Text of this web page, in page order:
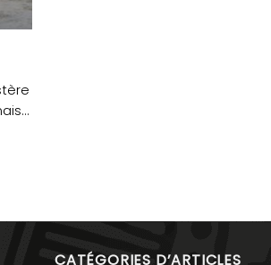
CATÉGORIES D’ARTICLES